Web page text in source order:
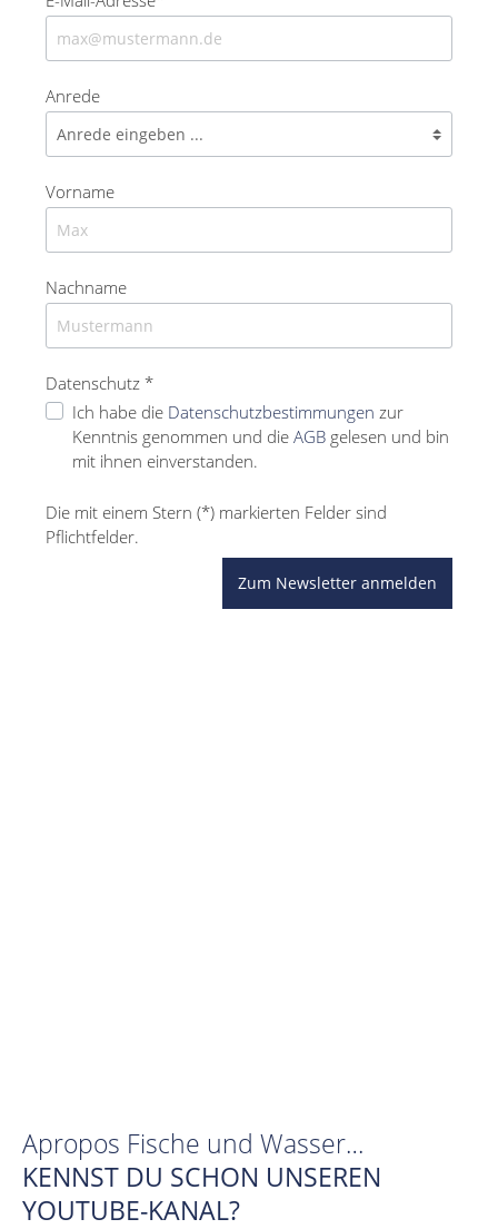
Anrede
Vorname
Nachname
Datenschutz *
Ich habe die Datenschutzbestimmungen zur
Kenntnis genommen und die AGB gelesen und bin
mit ihnen einverstanden.
Die mit einem Stern (*) markierten Felder sind
Pflichtfelder.
Zum Newsletter anmelden
Apropos Fische und Wasser…
KENNST DU SCHON UNSEREN
YOUTUBE-KANAL?